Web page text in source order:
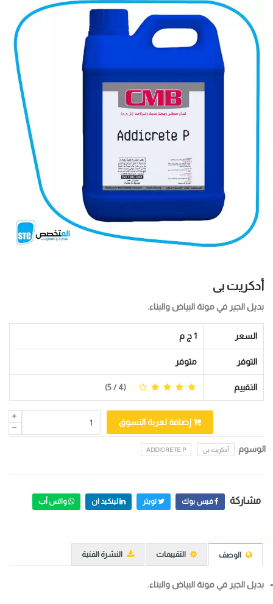
أدكريت بى
بديل الجير في مونة البياض والبناء.
السعر 1 ج م
التوفر متوفر
التقييم (
4
/ 5)
إضافة لعربة التسوق
الوسوم أدكريت بى ADDICRETE P
مشاركة فيس بوك تويتر لينكيد ان واتس أب
الوصف التقييمات النشرة الفنية
بديل الجير في مونة البياض والبناء.